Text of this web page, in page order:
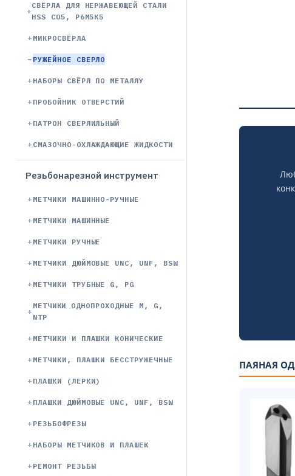
СВЁРЛА ДЛЯ НЕРЖАВЕЮЩЕЙ СТАЛИ
HSS CO5, Р6М5К5
МИКРОСВЁРЛА
РУЖЕЙНОЕ СВЕРЛО
НАБОРЫ СВЁРЛ ПО МЕТАЛЛУ
ПРОБОЙНИК ОТВЕРСТИЙ
ПАТРОН СВЕРЛИЛЬНЫЙ
СМАЗОЧНО-ОХЛАЖДАЮЩИЕ ЖИДКОСТИ
Резьбонарезной инструмент
МЕТЧИКИ МАШИННО-РУЧНЫЕ
МЕТЧИКИ МАШИННЫЕ
МЕТЧИКИ РУЧНЫЕ
МЕТЧИКИ ДЮЙМОВЫЕ UNC, UNF, BSW
МЕТЧИКИ ТРУБНЫЕ G, PG
МЕТЧИКИ ОДНОПРОХОДНЫЕ М, G,
NTP
МЕТЧИКИ И ПЛАШКИ КОНИЧЕСКИЕ
МЕТЧИКИ, ПЛАШКИ БЕССТРУЖЕЧНЫЕ
ПЛАШКИ (ЛЕРКИ)
ПЛАШКИ ДЮЙМОВЫЕ UNC, UNF, BSW
РЕЗЬБОФРЕЗЫ
НАБОРЫ МЕТЧИКОВ И ПЛАШЕК
РЕМОНТ РЕЗЬБЫ
ПАЯНАЯ